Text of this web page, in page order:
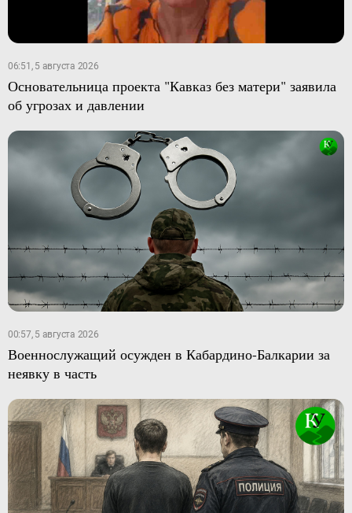
06:51, 5 августа 2026
Основательница проекта "Кавказ без матери" заявила
об угрозах и давлении
00:57, 5 августа 2026
Военнослужащий осужден в Кабардино-Балкарии за
неявку в часть